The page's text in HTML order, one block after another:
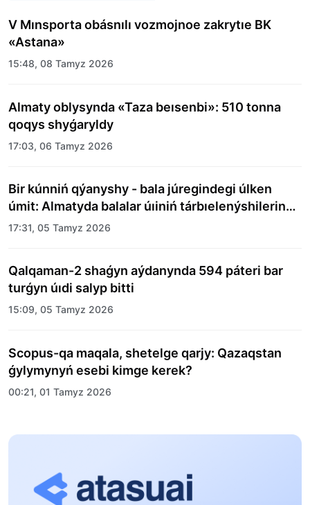
V Mınsporta obásnılı vozmojnoe zakrytıe BK
«Astana»
15:48, 08 Tamyz 2026
Almaty oblysynda «Taza beısenbi»: 510 tonna
qoqys shyǵaryldy
17:03, 06 Tamyz 2026
Bir kúnniń qýanyshy - bala júregindegi úlken
úmit: Almatyda balalar úıiniń tárbıelenýshilerine
merekelik kún uıymdastyryldy
17:31, 05 Tamyz 2026
Qalqaman-2 shaǵyn aýdanynda 594 páteri bar
turǵyn úıdi salyp bitti
15:09, 05 Tamyz 2026
Scopus-qa maqala, shetelge qarjy: Qazaqstan
ǵylymynyń esebi kimge kerek?
00:21, 01 Tamyz 2026
«Zań kerýeni» jobasy: Abaı oblysynda quqyqtyq
17:31, 31 Shilde 2026